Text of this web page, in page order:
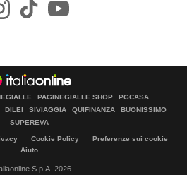
PAGINEGIALLE SHOP
PGCASA
DILEI SIVIAGGIA QUIFINANZA
BUONISSIMO
SUPEREVA
Cookie Policy
Preferenze sui cookie
Aiuto
S.p.A. 2026